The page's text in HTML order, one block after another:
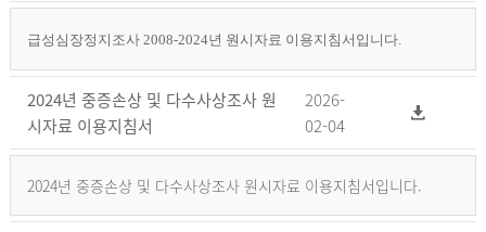
급성심장정지조사 2008-2024년 원시자료 이용지침서입니다.
2024년 중증손상 및 다수사상조사 원
시자료 이용지침서
2026-
02-04
2024년 중증손상 및 다수사상조사 원시자료 이용지침서입니다.